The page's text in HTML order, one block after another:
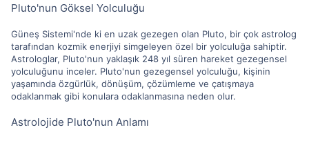
Pluto'nun Göksel Yolculuğu
Güneş Sistemi'nde ki en uzak gezegen olan Pluto, bir çok astrolog
tarafından kozmik enerjiyi simgeleyen özel bir yolculuğa sahiptir.
Astrologlar, Pluto'nun yaklaşık 248 yıl süren hareket gezegensel
yolculuğunu inceler. Pluto'nun gezegensel yolculuğu, kişinin
yaşamında özgürlük, dönüşüm, çözümleme ve çatışmaya
odaklanmak gibi konulara odaklanmasına neden olur.
Astrolojide Pluto'nun Anlamı